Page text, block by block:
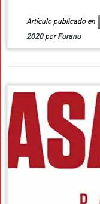
Artículo publicado en
2020 porFuranu